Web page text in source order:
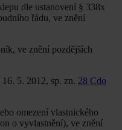
dle ustanovení § 338x
řádu, ve znění
ve znění pozdějších
5. 2012, sp. zn. 28 Cdo
omezení vlastnického
o vyvlastnění), ve znění